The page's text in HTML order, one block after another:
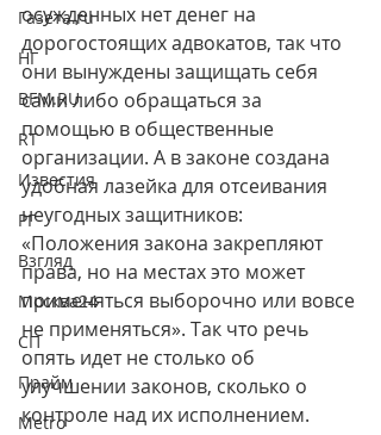
Газета.ru
НГ
BFM.RU
RT
Известия
РГ
Взгляд
Москва24
СП
Прайм
Metro
осужденных нет денег на
дорогостоящих адвокатов, так что
они вынуждены защищать себя
сами либо обращаться за
помощью в общественные
организации. А в законе создана
удобная лазейка для отсеивания
неугодных защитников:
«Положения закона закрепляют
права, но на местах это может
применяться выборочно или вовсе
не применяться». Так что речь
опять идет не столько об
улучшении законов, сколько о
контроле над их исполнением.